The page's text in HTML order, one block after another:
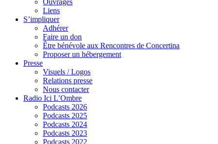
Liens
S’impliquer
Adhérer
Faire un don
Être bénévole aux Rencontres de Concertina
Proposer un hébergement
Presse
Visuels / Logos
Relations presse
Nous contacter
Radio Ici L’Ombre
Podcasts 2026
Podcasts 2025
Podcasts 2024
Podcasts 2023
Podcasts 2022